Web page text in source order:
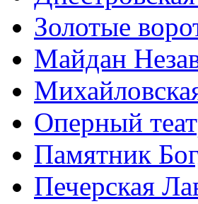
Золотые
Майдан
Оперный
Памятник
Печерская